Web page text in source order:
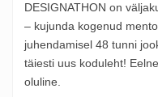
DESIGNATHON on
– kujunda kogenud
juhendamisel 48 tunni
täiesti uus koduleht!
oluline.